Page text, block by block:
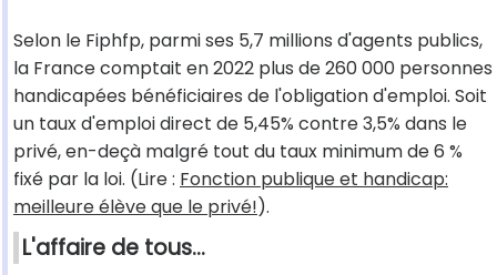
Selon le Fiphfp, parmi ses 5,7 millions d'agents publics,
la France comptait en 2022 plus de 260 000 personnes
handicapées bénéficiaires de l'obligation d'emploi. Soit
un taux d'emploi direct de 5,45% contre 3,5% dans le
privé, en-deçà malgré tout du taux minimum de 6 %
fixé par la loi. (Lire : Fonction publique et handicap:
meilleure élève que le privé!).
L'affaire de tous…